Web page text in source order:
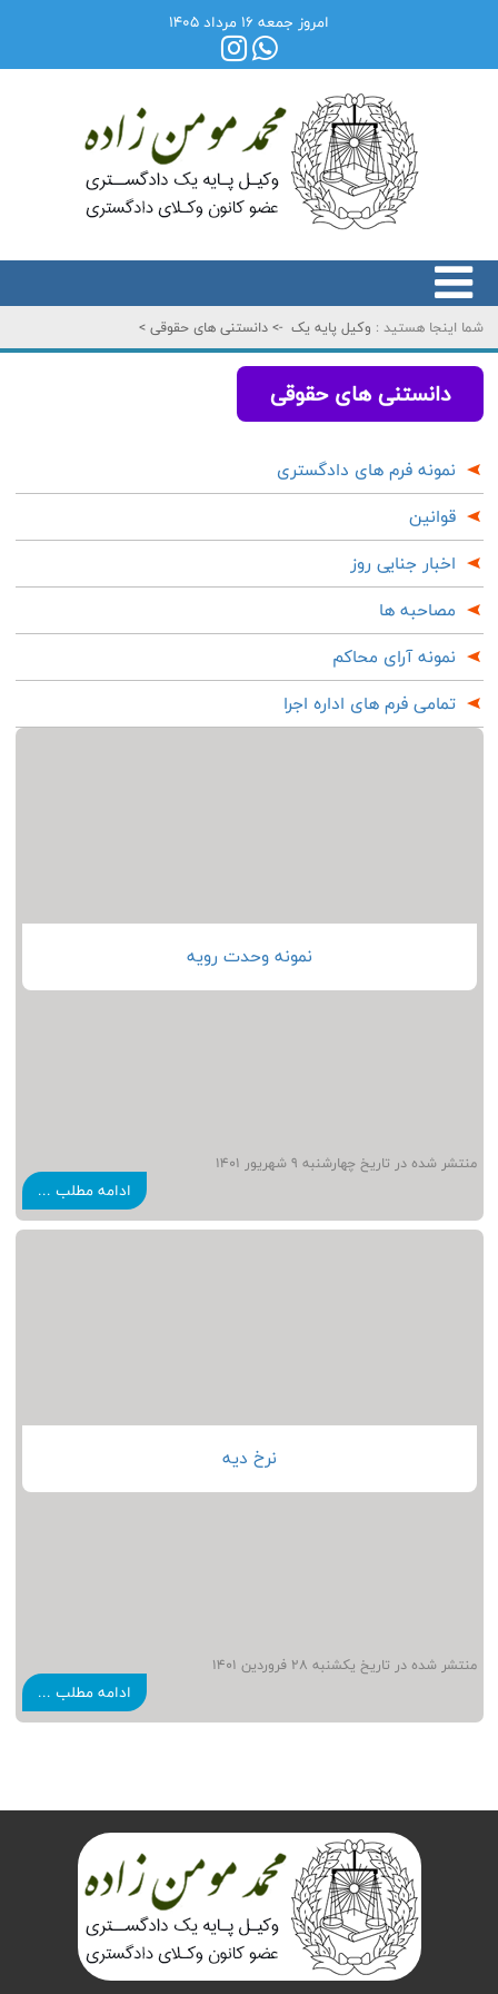
امروز جمعه ۱۶ مرداد ۱۴۰۵
شما اینجا هستید : وکیل پایه یک ->دانستنی های حقوقی>
دانستنی های حقوقی
نمونه فرم های دادگستری
قوانین
اخبار جنایی روز
مصاحبه ها
نمونه آرای محاکم
تمامی فرم های اداره اجرا
نمونه وحدت رویه
منتشر شده در تاریخ چهارشنبه 9 شهريور 1401
ادامه مطلب ...
نرخ دیه
منتشر شده در تاریخ يكشنبه 28 فروردين 1401
ادامه مطلب ...